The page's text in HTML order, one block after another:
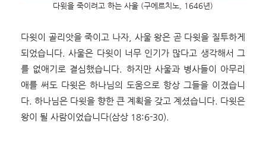
다윗을 죽이려고 하는 사울 (구에르치노, 1646년)
다윗이 골리앗을 죽이고 나자, 사울 왕은 곧 다윗을 질투하게
되었습니다. 사울은 다윗이 너무 인기가 많다고 생각해서 그
를 없애기로 결심했습니다. 하지만 사울과 병사들이 아무리
애를 써도 다윗은 하나님의 도움으로 항상 그들을 이겼습니
다. 하나님은 다윗을 향한 큰 계획을 갖고 계셨습니다. 다윗은
왕이 될 사람이었습니다(삼상 18:6-30).